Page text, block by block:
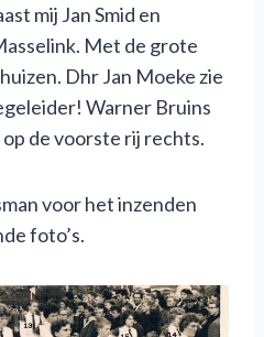
mij Jan Smid en
Met de grote
Dhr Jan Moeke zie
Warner Bruins
de voorste rij rechts.
voor het inzenden
foto’s.